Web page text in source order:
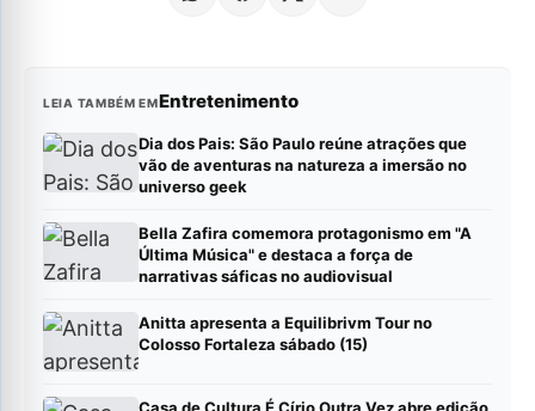
LEIA TAMBÉM EMEntretenimento
Dia dos Pais: São Paulo reúne atrações que
vão de aventuras na natureza a imersão no
universo geek
Bella Zafira comemora protagonismo em "A
Última Música" e destaca a força de
narrativas sáficas no audiovisual
Anitta apresenta a Equilibrivm Tour no
Colosso Fortaleza sábado (15)